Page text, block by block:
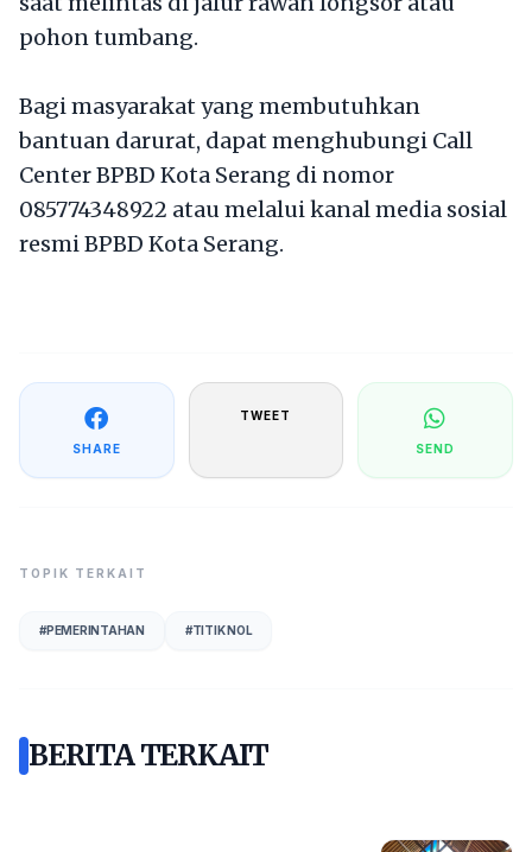
pohon tumbang.
​Bagi masyarakat yang membutuhkan
bantuan darurat, dapat menghubungi Call
Center BPBD Kota Serang di nomor
085774348922 atau melalui kanal media sosial
resmi BPBD Kota Serang.
SHARE
TWEET
SEND
TOPIK TERKAIT
#PEMERINTAHAN #TITIK NOL
BERITA TERKAIT